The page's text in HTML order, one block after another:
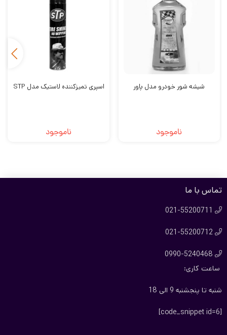
شیشه شور خودرو مدل پاور
ناموجود
اسپری تمیزکننده لاستیک مدل STP
ناموجود
تماس با ما

021-55200711

021-55200712

0990-5240468
ساعت کاری:
شنبه تا پنجشنبه 9 الی 18
[code_snippet id=6]